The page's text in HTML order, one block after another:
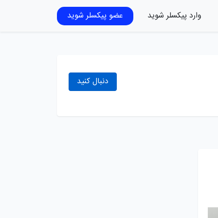
وارد پیکسلر شوید عضو پیکسلر شوید
دنبال کنید